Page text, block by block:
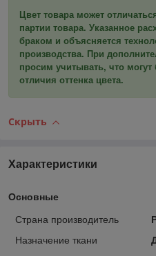
Цвет товара может
партии товара. Указанное
браком и объясняется
производства. При
просим учитывать, что
отличия оттенка цвета.
Скрыть
Характеристики
Основные
Страна производитель
Назначение ткани